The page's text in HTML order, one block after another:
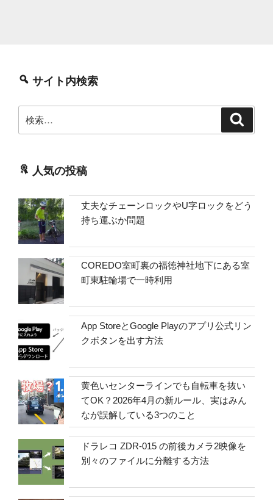
サイト内検索
索:
人気の投稿
丈夫なチェーンロックやU字ロックをどう
持ち運ぶか問題
COREDO室町裏の福徳神社地下にある室
町東駐輪場で一時利用
App StoreとGoogle Playのアプリ公式リン
クボタンを出す方法
黄色いセンターラインでも自転車を抜い
てOK？2026年4月の新ルール、実はみん
なが誤解している3つのこと
ドラレコ ZDR-015 の前後カメラ2映像を
別々のファイルに分離する方法